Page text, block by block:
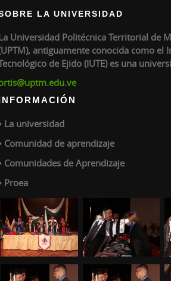
LA UNIVERSIDAD
Universidad Politécnica Territorial de
antiguamente conocida como el
de Ejido (IUTE) es una
La universidad
Comunidad de aprendizaje
Comunidades de Aprendizaje
Proea